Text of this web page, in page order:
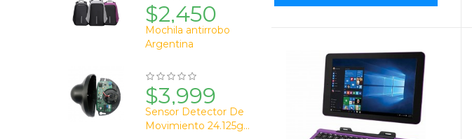
$2,450
Mochila antirrobo
Argentina
$3,999
Sensor Detector De
Movimiento 24.125g...